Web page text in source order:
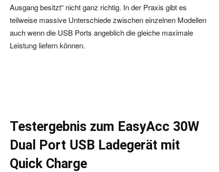
Ausgang besitzt“ nicht ganz richtig. In der Praxis gibt es
teilweise massive Unterschiede zwischen einzelnen Modellen
auch wenn die USB Ports angeblich die gleiche maximale
Leistung liefern können.
Testergebnis zum EasyAcc 30W
Dual Port USB Ladegerät mit
Quick Charge